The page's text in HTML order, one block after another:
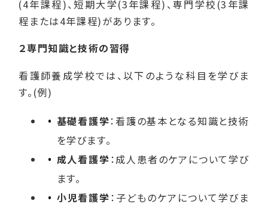
(4年課程)、短期大学(3年課程)、専門学校(3年課
程または4年課程)があります。
２専門知識と技術の習得
看護師養成学校では、以下のような科目を学びま
す。(例)
基礎看護学：看護の基本となる知識と技術
を学びます。
成人看護学 ：成人患者のケアについて学び
ます。
小児看護学 ：子どものケアについて学びま